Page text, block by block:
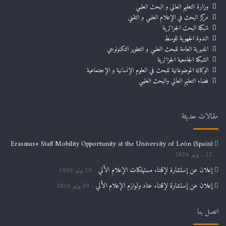
وزارة التعليم العالي و البحث العلمي
مركز البحث في الإعلام العلمي و التقني
شبكة البحث الجزائرية
الندوة الجهوية للوسط
المديرية العامة للبحث العلمي و التطوير التكنولوجي
الشبكة الجامعية الجزائرية
الوكالة الموضوعاتية للبحث في العلوم الإنسانية و الإجتماعية
فضاء التعليم العالي والبحث العلمي
مقالات حديثة
Erasmus+ Staff Mobility Opportunity at the University of León (Spain)
22 يوليو 2026
إعلان عن إستشارة لإقتناء مستهلكات الإعلام الألي 20 يوليو 2026
إعلان عن إستشارة لإقتناء عتاد ولوازم الإعلام الألي 20 يوليو 2026
اتصل بنا